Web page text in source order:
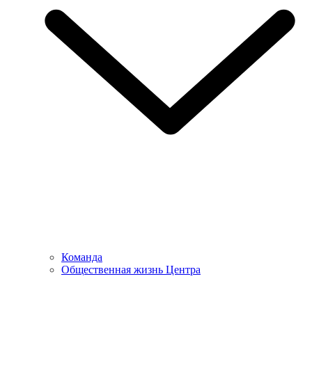
Команда
Общественная жизнь Центра